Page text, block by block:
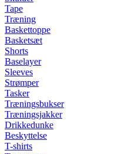
Tape
Træning
Baskettoppe
Basketsæt
Shorts
Baselayer
Sleeves
Strømper
Tasker
Træningsbukser
Træningsjakker
Drikkedunke
Beskyttelse
T-shirts